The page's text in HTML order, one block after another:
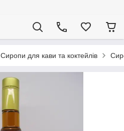
Сиропи для кави та коктейлів